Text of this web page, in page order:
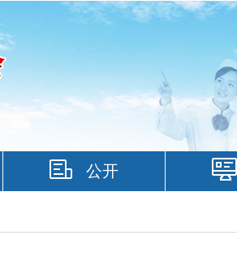
公开